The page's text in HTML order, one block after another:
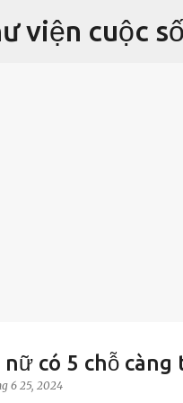
viện cuộc
nữ có 5 chỗ càng
6 25, 2024